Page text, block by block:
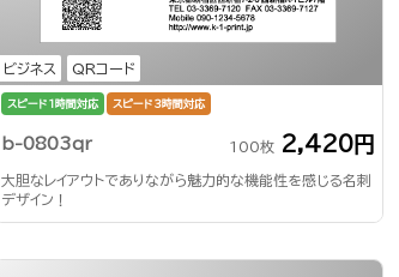
ビジネス QRコード
スピード1時間対応 スピード3時間対応
b-0803qr 100枚 2,420円
大胆なレイアウトでありながら魅力的な機能性を感じる名刺
デザイン！